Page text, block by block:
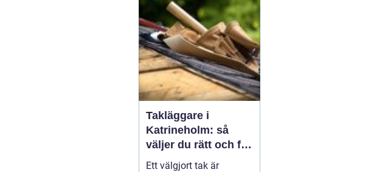
Takläggare i
Katrineholm: så
väljer du rätt och får
ett tak som håller
Ett välgjort tak är